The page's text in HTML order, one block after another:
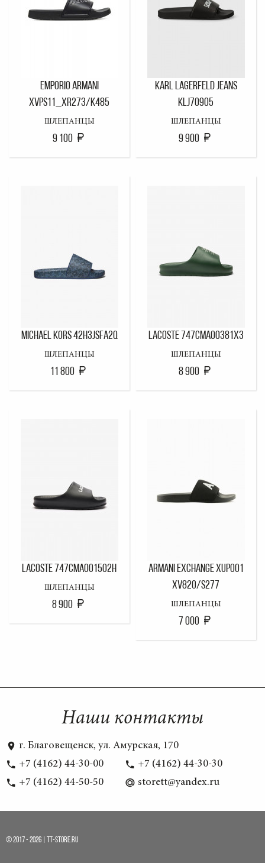
EMPORIO ARMANI
XVPS11_XR273/K485
ШЛЕПАНЦЫ
9 100
KARL LAGERFELD JEANS
KLJ70905
ШЛЕПАНЦЫ
9 900
MICHAEL KORS 42H3JSFA2Q
ШЛЕПАНЦЫ
11 800
LACOSTE 747CMA00381X3
ШЛЕПАНЦЫ
8 900
LACOSTE 747CMA001502H
ШЛЕПАНЦЫ
8 900
ARMANI EXCHANGE XUP001
XV820/S277
ШЛЕПАНЦЫ
7 000
Наши контакты
г. Благовещенск, ул. Амурская, 170
+7 (4162) 44-30-00
+7 (4162) 44-30-30
+7 (4162) 44-50-50
storett@yandex.ru
© 2017 - 2026 | TT-STORE.RU